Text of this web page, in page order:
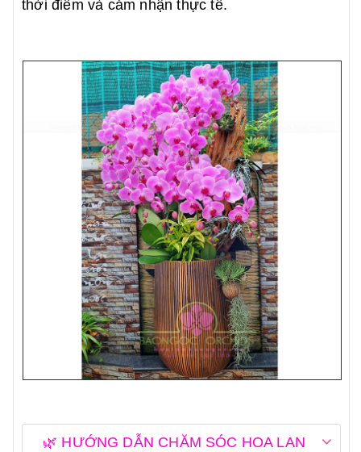
thời điểm và cảm nhận thực tế.
🌿 HƯỚNG DẪN CHĂM SÓC HOA LAN